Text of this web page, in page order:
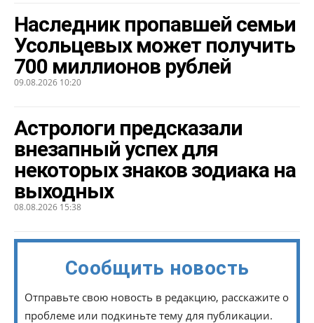
Наследник пропавшей семьи
Усольцевых может получить
700 миллионов рублей
09.08.2026 10:20
Астрологи предсказали
внезапный успех для
некоторых знаков зодиака на
выходных
08.08.2026 15:38
Сообщить новость
Отправьте свою новость в редакцию, расскажите о
проблеме или подкиньте тему для публикации.